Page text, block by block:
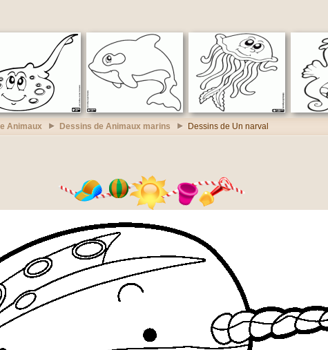
Animaux Dessins de Animaux marins Dessins de Un narval